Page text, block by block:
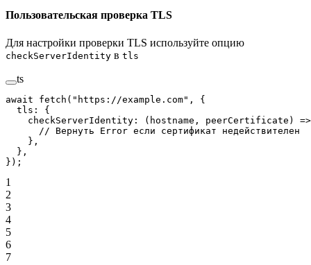
Пользовательская проверка TLS
Для настройки проверки TLS используйте опцию
checkServerIdentity в tls
ts
await fetch ( "https://example.com" , {
  tls: {
    checkServerIdentity
: ( hostname , peerCertificate ) =>
      // Вернуть Error если сертификат недействителен
    },
  },
});
1
2
3
4
5
6
7